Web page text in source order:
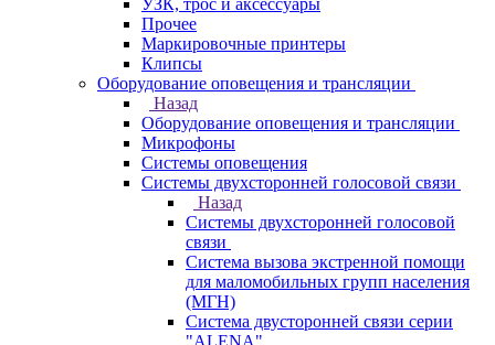
УЗК, трос и аксессуары
Прочее
Маркировочные принтеры
Клипсы
Оборудование оповещения и трансляции
Назад
Оборудование оповещения и трансляции
Микрофоны
Системы оповещения
Системы двухсторонней голосовой связи
Назад
Системы двухсторонней голосовой
связи
Система вызова экстренной помощи
для маломобильных групп населения
(МГН)
Система двусторонней связи серии
"ALENA"